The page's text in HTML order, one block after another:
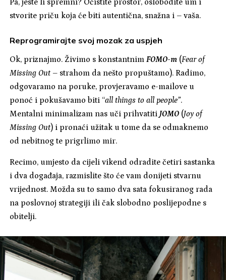
stvorite priču koja će biti autentična, snažna i – vaša.
Reprogramirajte svoj mozak za uspjeh
Ok, priznajmo. Živimo s konstantnim FOMO-m (Fear of
Missing Out– strahom da nešto propuštamo). Radimo,
odgovaramo na poruke, provjeravamo e-mailove u
ponoć i pokušavamo biti “all things to all people”.
Mentalni minimalizam nas uči prihvatiti JOMO (Joy of
Missing Out) i pronaći užitak u tome da se odmaknemo
od nebitnog te prigrlimo mir.
Recimo, umjesto da cijeli vikend odradite četiri sastanka
i dva događaja, razmislite što će vam donijeti stvarnu
vrijednost. Možda su to samo dva sata fokusiranog rada
na poslovnoj strategiji ili čak slobodno poslijepodne s
obitelji.